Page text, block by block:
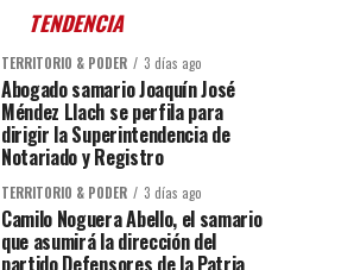
TENDENCIA
TERRITORIO & PODER 3 días ago
Abogado samario Joaquín José
Méndez Llach se perfila para
dirigir la Superintendencia de
Notariado y Registro
TERRITORIO & PODER 3 días ago
Camilo Noguera Abello, el samario
que asumirá la dirección del
partido Defensores de la Patria